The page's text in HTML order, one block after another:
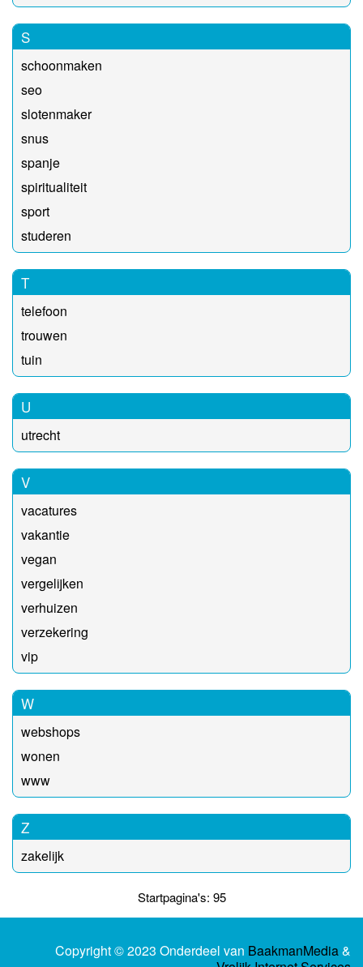
S
schoonmaken
seo
slotenmaker
snus
spanje
spiritualiteit
sport
studeren
T
telefoon
trouwen
tuin
U
utrecht
V
vacatures
vakantie
vegan
vergelijken
verhuizen
verzekering
vip
W
webshops
wonen
www
Z
zakelijk
Startpagina's: 95
Copyright © 2023 Onderdeel van BaakmanMedia&